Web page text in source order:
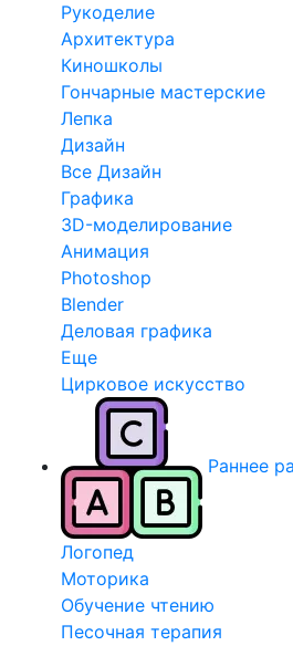
Рукоделие
Архитектура
Киношколы
Гончарные мастерские
Лепка
Дизайн
Все Дизайн
Графика
3D-моделирование
Анимация
Photoshop
Blender
Деловая графика
Еще
Цирковое искусство
Раннее
Логопед
Моторика
Обучение чтению
Песочная терапия